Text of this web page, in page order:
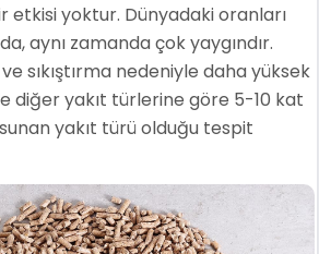
etkisi yoktur. Dünyadaki oranları
aynı zamanda çok yaygındır.
sıkıştırma nedeniyle daha yüksek
diğer yakıt türlerine göre 5-10 kat
yakıt türü olduğu tespit